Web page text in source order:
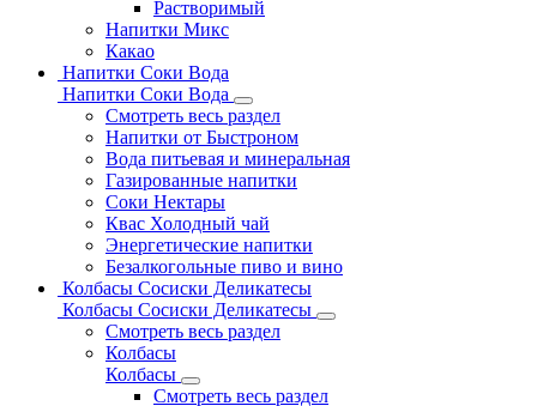
Растворимый
Напитки Микс
Какао
Напитки Соки Вода
Напитки Соки Вода
Смотреть весь раздел
Напитки от Быстроном
Вода питьевая и минеральная
Газированные напитки
Соки Нектары
Квас Холодный чай
Энергетические напитки
Безалкогольные пиво и вино
Колбасы Сосиски Деликатесы
Колбасы Сосиски Деликатесы
Смотреть весь раздел
Колбасы
Колбасы
Смотреть весь раздел